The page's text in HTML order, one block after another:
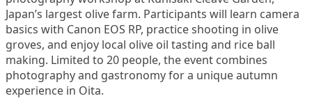
Japan’s largest olive farm. Participants will learn camera
basics with Canon EOS RP, practice shooting in olive
groves, and enjoy local olive oil tasting and rice ball
making. Limited to 20 people, the event combines
photography and gastronomy for a unique autumn
experience in Oita.